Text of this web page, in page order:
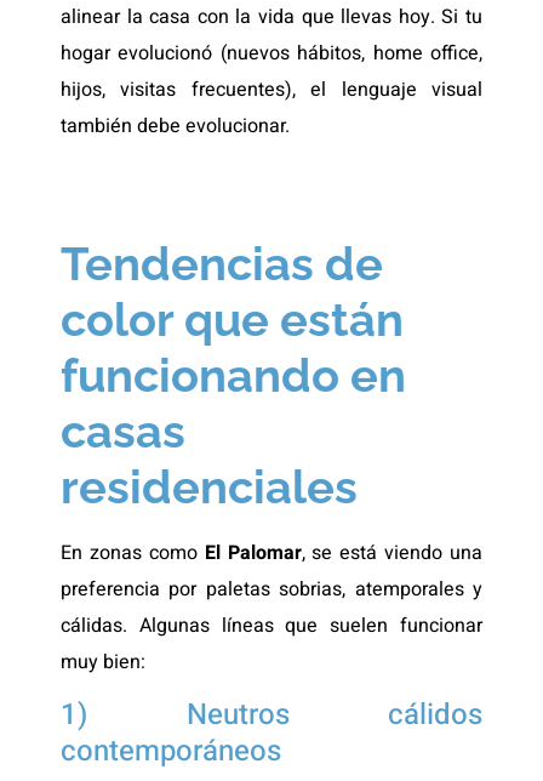
alinear la casa con la vida que llevas hoy. Si tu
hogar evolucionó (nuevos hábitos, home office,
hijos, visitas frecuentes), el lenguaje visual
también debe evolucionar.
Tendencias de
color que están
funcionando en
casas
residenciales
En zonas como El Palomar, se está viendo una
preferencia por paletas sobrias, atemporales y
cálidas. Algunas líneas que suelen funcionar
muy bien:
1) Neutros cálidos
contemporáneos